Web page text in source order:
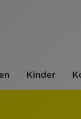
Kinder